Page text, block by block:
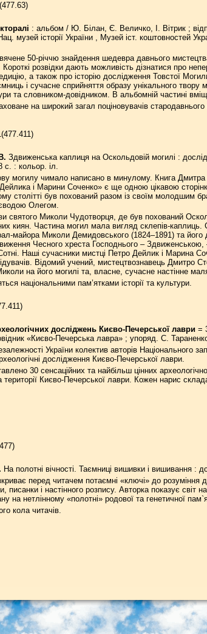
: альбом / Ю. Білан, Є. Величко, І. Вітрик ;
музей історії України , Музей іст. коштовностей
50-річчю знайдення шедевра давнього
Короткі розвідки дають можливість дізнатися про
а також про історію дослідження Товстої
і сучасне сприйняття образу унікального
та словником-довідником. В альбомній частині
на широкий загал поціновувачів
Здвиженська каплиця на Оскольдовій могилі :
с. : кольор. іл.
могилу чимало написано в минулому. Книга
і Марини Соченко» є ще одною цікавою
столітті був похований разом із своїм молодшим
Олегом.
святого Миколи Чудотворця, де був похований
киян. Частина могил мала вигляд склепів-каплиць.
майора Миколи Демидовського (1824–1891) та
Чесного хреста Господнього –
Наші сучасники мистці Петро Дейлик і
Відомий учений, мистецтвознавець Дмитро
на його могилі та, власне, сучасне настінне
національними пам’ятками історії та культури.
досліджень Києво-Печерської лаври =
«Києво-Печерська лавра» ; упоряд. С.
України колектив авторів Національного
дослідження Києво-Печерської лаври.
30 сенсаційних та найбільш цінних
Києво-Печерської лаври. Кожен нарис
На полотні вічності. Таємниці вишивки і вишивання
перед читачем потаємні «ключі» до
писанки і настінного розпису. Авторка показує світ
на нетлінному «полотні» родової та генетичної
кола читачів.